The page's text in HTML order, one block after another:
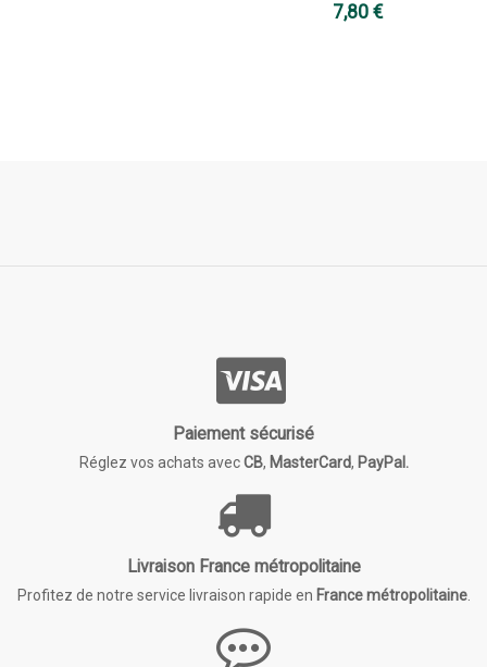
7,80 €
Paiement sécurisé
Réglez vos achats avecCB, MasterCard, PayPal.
Livraison France métropolitaine
Profitez de notre service livraison rapide en France métropolitaine.